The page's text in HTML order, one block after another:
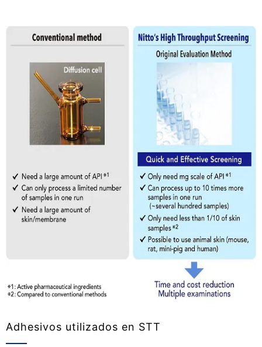
Adhesivos utilizados en STT